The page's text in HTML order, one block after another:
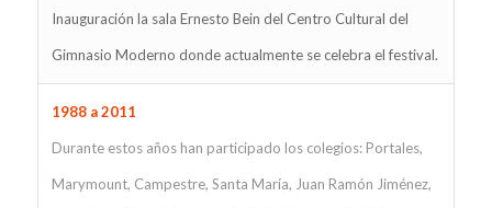
Inauguración la sala Ernesto Bein del Centro Cultural del
Gimnasio Moderno donde actualmente se celebra el festival.
1988 a 2011
Durante estos años han participado los colegios: Portales,
Marymount, Campestre, Santa María, Juan Ramón Jiménez,